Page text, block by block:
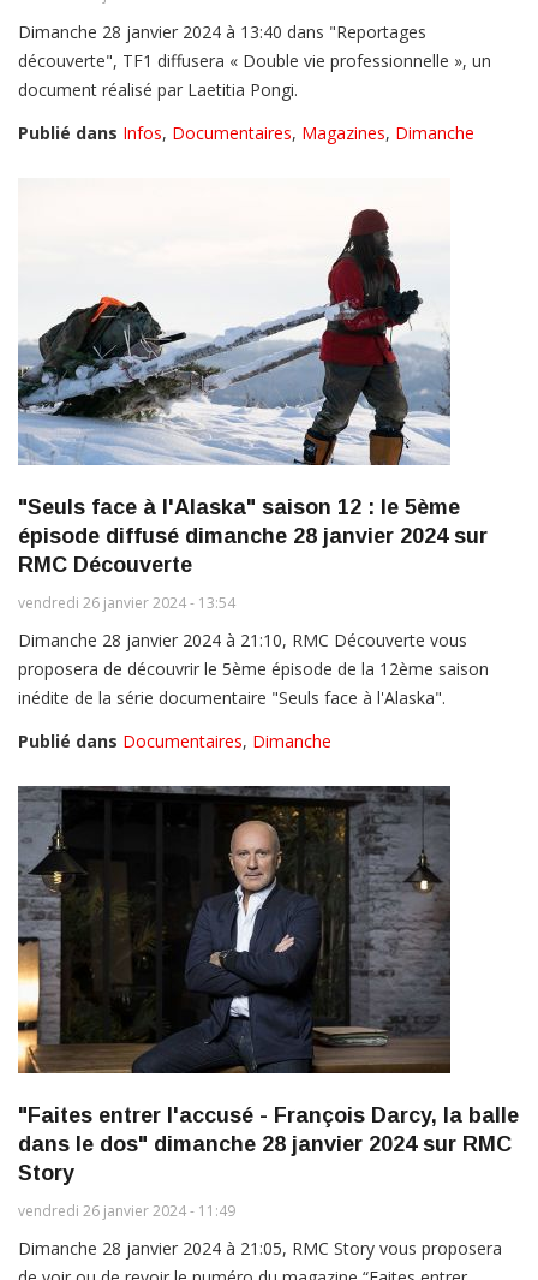
Dimanche 28 janvier 2024 à 13:40 dans "Reportages
découverte", TF1 diffusera « Double vie professionnelle », un
document réalisé par Laetitia Pongi.
Publié dans Infos, Documentaires, Magazines, Dimanche
"Seuls face à l'Alaska" saison 12 : le 5ème
épisode diffusé dimanche 28 janvier 2024 sur
RMC Découverte
vendredi 26 janvier 2024 - 13:54
Dimanche 28 janvier 2024 à 21:10, RMC Découverte vous
proposera de découvrir le 5ème épisode de la 12ème saison
inédite de la série documentaire "Seuls face à l'Alaska".
Publié dans Documentaires, Dimanche
"Faites entrer l'accusé - François Darcy, la balle
dans le dos" dimanche 28 janvier 2024 sur RMC
Story
vendredi 26 janvier 2024 - 11:49
Dimanche 28 janvier 2024 à 21:05, RMC Story vous proposera